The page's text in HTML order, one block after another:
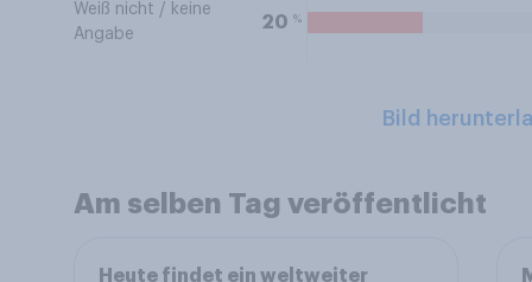
Weiß nicht / keine
Angabe
20 %
Bild
Am selben Tag veröffentlicht
Heute findet ein weltweiter